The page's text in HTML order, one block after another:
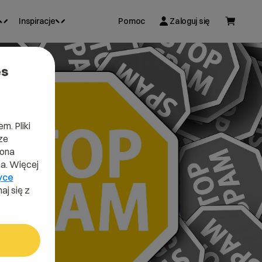
Inspiracje Pomoc Zaloguj się
Pliki
Więcej
się z